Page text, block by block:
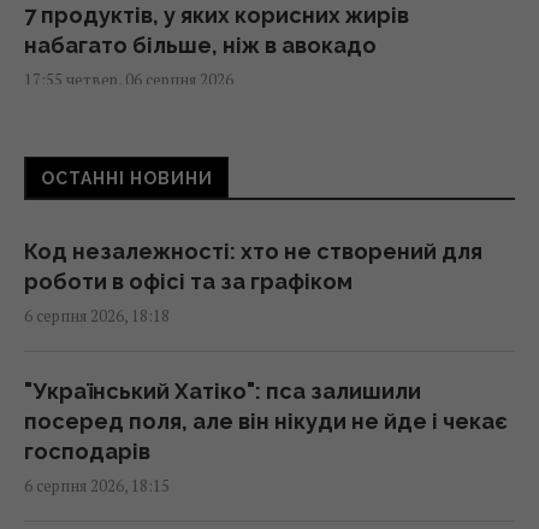
7 продуктів, у яких корисних жирів
набагато більше, ніж в авокадо
17:55 четвер, 06 серпня 2026
Названо найкращі "народні" моделі iPhone:
саме ними власники задоволені найбільше
Чи готова Росія до українських ударів
взимку: експерт дав несподіваний прогноз
"Укренерго" підняло тарифи з 1 серпня:
наскільки зросте вартість зарядки
електромобілів
ОСТАННІ НОВИНИ
Код незалежності: хто не створений для
роботи в офісі та за графіком
6 серпня 2026, 18:18
"Український Хатіко": пса залишили
посеред поля, але він нікуди не йде і чекає
господарів
6 серпня 2026, 18:15